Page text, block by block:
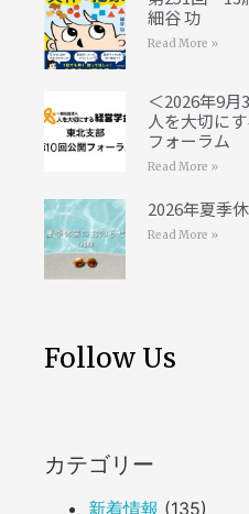
細谷 功
Read More »
＜2026年9月
人を大切に
フォーラム
Read More »
2026年夏季
Read More »
Follow Us
カテゴリー
新着情報 (135)